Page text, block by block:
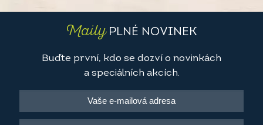
MailyPLNÉ NOVINEK
Buďte první, kdo se dozví o novinkách
a speciálních akcích.